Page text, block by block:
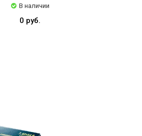
В наличии
0 руб.